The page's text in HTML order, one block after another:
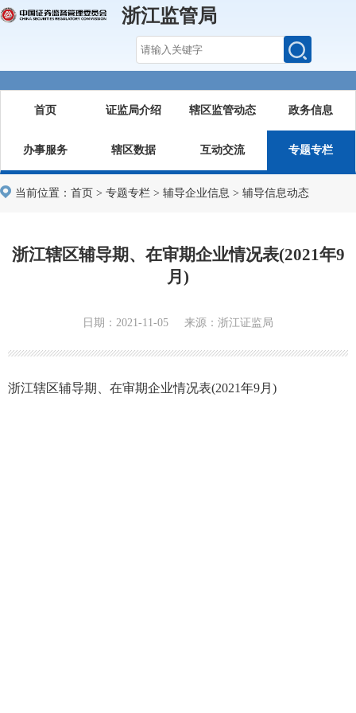
浙江监管局
首页 证监局介绍 辖区监管动态 政务信息
办事服务 辖区数据 互动交流 专题专栏
当前位置： 首页 > 专题专栏 > 辅导企业信息 > 辅导信息动态
浙江辖区辅导期、在审期企业情况表(2021年9
月)
日期：2021-11-05 来源：浙江证监局
浙江辖区辅导期、在审期企业情况表(2021年9月)